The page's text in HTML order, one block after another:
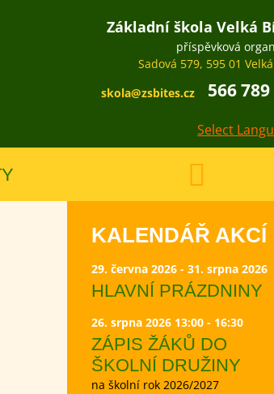
Základní škola Velká
příspěvková
Sadová 579, 595 01
skola@zsbites.cz
566 789
Select
KALENDÁŘ AKCÍ
29. června 2026 - 31. srpna 2026
HLAVNÍ PRÁZDNINY
26. srpna 2026 13:00 - 16:30
ZÁPIS ŽÁKŮ DO
ŠKOLNÍ DRUŽINY
na školní rok 2026/2027